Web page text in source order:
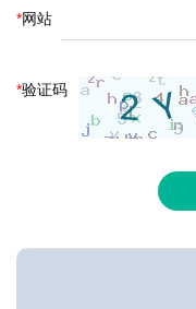
*网站
*验证码